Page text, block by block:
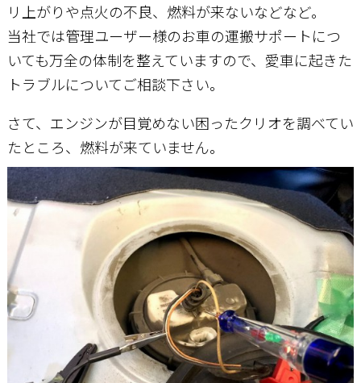
リ上がりや点火の不良、燃料が来ないなどなど。
当社では管理ユーザー様のお車の運搬サポートにつ
いても万全の体制を整えていますので、愛車に起きた
トラブルについてご相談下さい。
さて、エンジンが目覚めない困ったクリオを調べてい
たところ、燃料が来ていません。